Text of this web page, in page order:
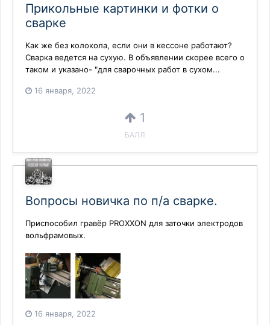
Прикольные картинки и фотки о
сварке
Как же без колокола, если они в кессоне работают?
Сварка ведется на сухую. В объявлении скорее всего о
таком и указано- "для сварочных работ в сухом...
16 января, 2022
1
БАЛЛ
Вопросы новичка по п/а сварке.
Приспособил гравёр PROXXON для заточки электродов
вольфрамовых.
16 января, 2022